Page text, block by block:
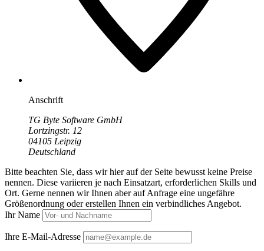
Anschrift
TG Byte Software GmbH
Lortzingstr. 12
04105 Leipzig
Deutschland
Bitte beachten Sie, dass wir hier auf der Seite bewusst keine Preise
nennen. Diese variieren je nach Einsatzart, erforderlichen Skills und
Ort. Gerne nennen wir Ihnen aber auf Anfrage eine ungefähre
Größenordnung oder erstellen Ihnen ein verbindliches Angebot.
Ihr Name
Ihre E-Mail-Adresse